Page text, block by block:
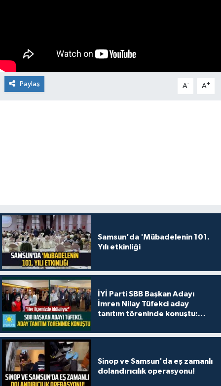
Paylaş A- A+
Samsun'da 'Mübadelenin 101.
Yılı etkinliği
İYİ Parti SBB Başkan Adayı
İmren Nilay Tüfekci aday
tanıtım töreninde konuştu:
Sinop ve Samsun'da eş zamanlı
dolandırıcılık operasyonu!